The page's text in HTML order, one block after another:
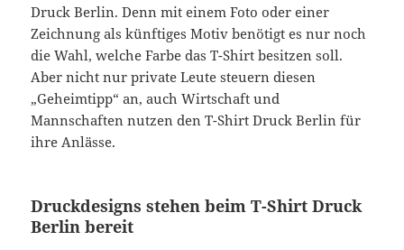
Druck Berlin. Denn mit einem Foto oder einer
Zeichnung als künftiges Motiv benötigt es nur noch
die Wahl, welche Farbe das T-Shirt besitzen soll.
Aber nicht nur private Leute steuern diesen
„Geheimtipp“ an, auch Wirtschaft und
Mannschaften nutzen den T-Shirt Druck Berlin für
ihre Anlässe.
Druckdesigns stehen beim T-Shirt Druck
Berlin bereit